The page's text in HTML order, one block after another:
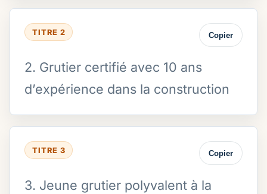
TITRE 2 Copier
2. Grutier certifié avec 10 ans
d’expérience dans la construction
TITRE 3 Copier
3. Jeune grutier polyvalent à la